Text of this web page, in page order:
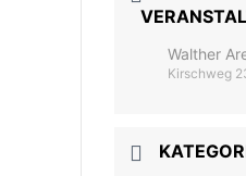
Walther
Kirschweg